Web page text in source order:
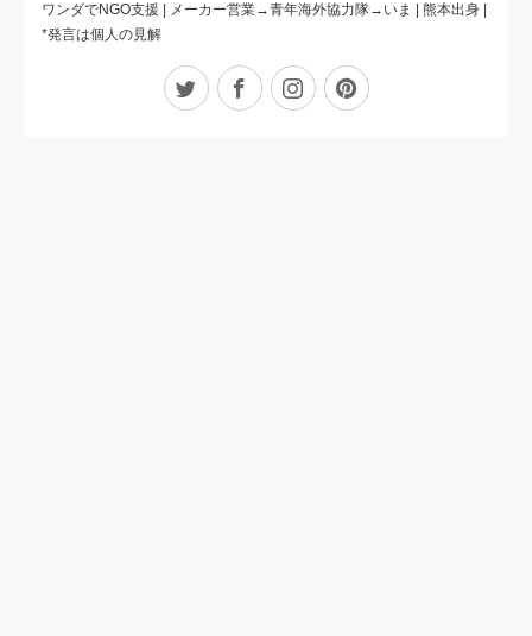
ワンダでNGO支援 | メーカー営業→青年海外協力隊→いま | 熊本出身 |
*発言は個人の見解
Twitter FacebookInstagramPinterest